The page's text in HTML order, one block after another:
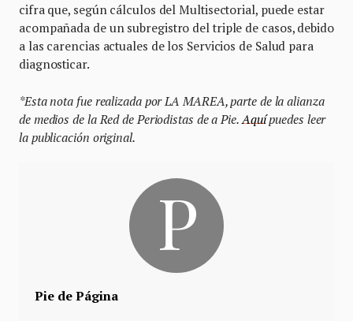
cifra que, según cálculos del Multisectorial, puede estar
acompañada de un subregistro del triple de casos, debido
a las carencias actuales de los Servicios de Salud para
diagnosticar.
*Esta nota fue realizada por LA MAREA, parte de la alianza
de medios de la Red de Periodistas de a Pie. Aquípuedes leer
la publicación original.
Pie de Página